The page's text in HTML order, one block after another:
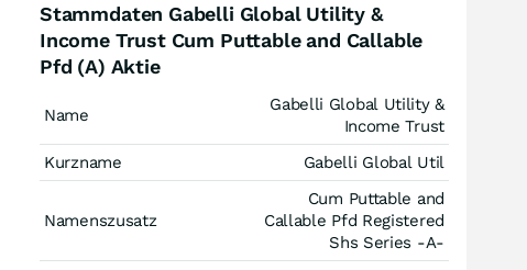
Stammdaten Gabelli Global Utility &
Income Trust Cum Puttable and Callable
Pfd (A) Aktie
Name
Gabelli Global Utility &
Income Trust
Kurzname
Gabelli Global Util
Namenszusatz
Cum Puttable and
Callable Pfd Registered
Shs Series -A-